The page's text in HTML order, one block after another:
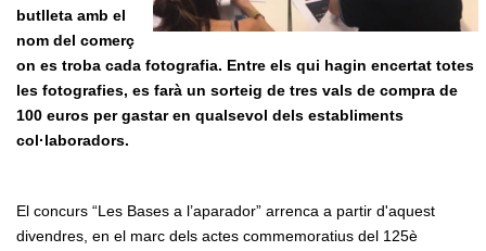
butlleta amb el
nom del comerç
on es troba cada fotografia. Entre els qui hagin encertat totes
les fotografies, es farà un sorteig de tres vals de compra de
100 euros per gastar en qualsevol dels establiments
col·laboradors.
El concurs “Les Bases a l’aparador” arrenca a partir d'aquest
divendres, en el marc dels actes commemoratius del 125è